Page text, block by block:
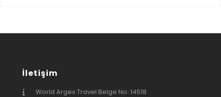
İletişim
World Arges Travel Belge No: 14518